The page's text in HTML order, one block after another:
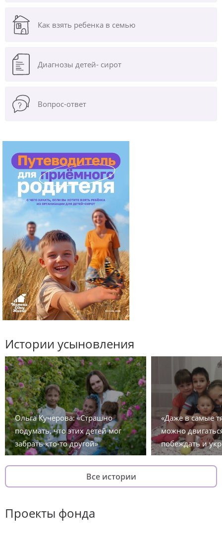
Как взять ребенка в семью
Диагнозы детей- сирот
Вопрос-ответ
Истории усыновления
Ольга Кучерова: «Страшно
подумать, что этих детей мог
забрать кто-то другой»
«Даже в самые
можно
побеждать и
Все истории
Проекты фонда